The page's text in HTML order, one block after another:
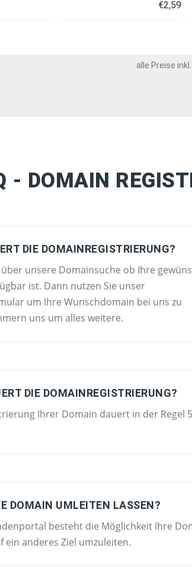
€2,59
alle Preise
- DOMAIN
DIE DOMAINREGISTRIERUNG?
unsere Domainsuche ob Ihre
ist. Dann nutzen Sie unser
um Ihre Wunschdomain bei uns zu
uns um alles weitere.
DIE DOMAINREGISTRIERUNG?
Ihrer Domain dauert in der Regel 5
DOMAIN UMLEITEN LASSEN?
besteht die Möglichkeit Ihre
ein anderes Ziel umzuleiten.